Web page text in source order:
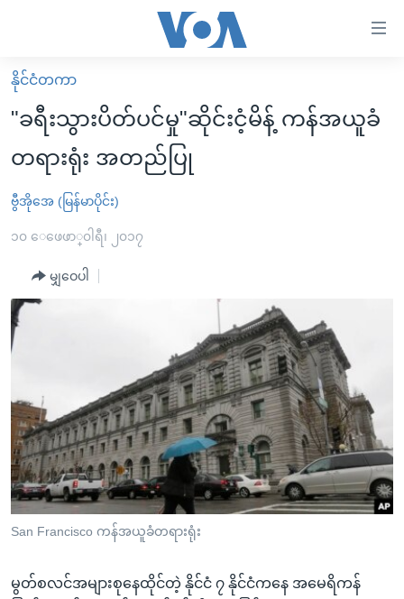
လွယ်ကူ
စေ
များ
ပင်မ
ကျော်
ကြည့်
အ
ညွန်း
စာမျက်နှာ
သို့
ကျော်
ကြည့်
ရှာဖွေ
မူလစာမျက်နှာ
မြန်မာ
ကမ္ဘာ့သတင်းများ
နိုင်ငံတကာ
အစ္စရေး-ပါလက်စတိုင်း
ဗွီဒီယို
သတင်းလွတ်လပ်ခွင့်
အင်္ဂလိပ်စာလေ့လာမယ်
ရုပ်ရှင်ထဲက အင်္ဂလိပ်စာ
သုတပဒေသာ အင်္ဂလိပ်စာ
အပတ်စဉ်ကဏ္ဍများ
ရေဒီယိုနှင့်ရုပ်သံ အချက်အလက်များ
ရေဒီယို/တီဗွီအစီအစဉ်
Learning English
ဗွီအိုအေ လူမှုကွန်ယက်များ
ဘာသာစကားများ
နိုင်ငံတကာ
"ခရီးသွားပိတ်ပင်မှု"ဆိုင်းငံ့မိန့် ကန်အယူခံ
တရားရုံး အတည်ပြု
ဗွီအိုအေ (မြန်မာပိုင်း)
၁၀ ေဖေဖာ္၀ါရီ၊ ၂၀၁၇
မျှဝေပါ
San Francisco ကန်အယူခံတရားရုံး
မွတ်စလင်အများစုနေထိုင်တဲ့ နိုင်ငံ ၇ နိုင်ငံကနေ အမေရိကန်